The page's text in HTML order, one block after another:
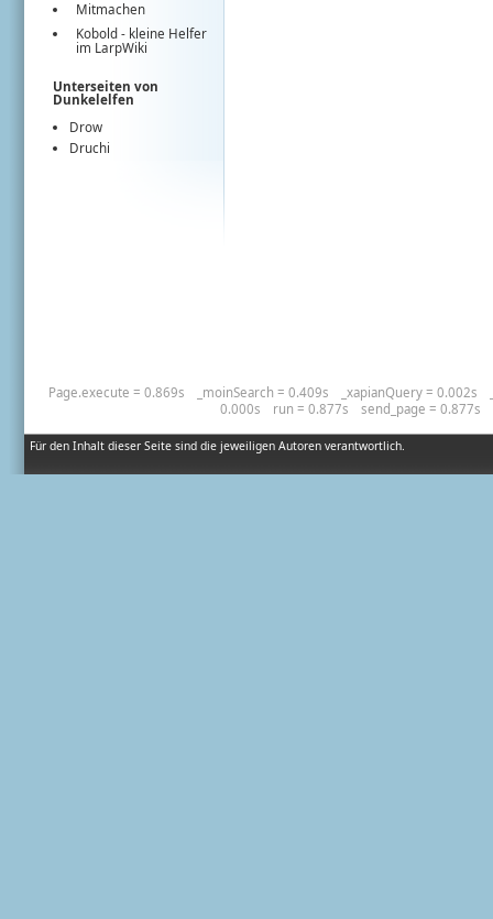
Mitmachen
Kobold - kleine Helfer
im LarpWiki
Unterseiten von
Dunkelelfen
Drow
Druchi
Für den Inhalt dieser Seite sind die jeweiligen Autoren verantwortlich.
Page.execute = 0.869s _moinSearch = 0.409s _xapianQuery = 0.002s
0.000s
run = 0.877s send_page = 0.877s